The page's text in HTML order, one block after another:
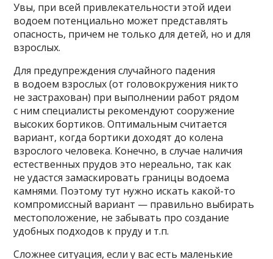
Увы, при всей привлекательности этой идеи
водоем потенциально может представлять
опасность, причем не только для детей, но и для
взрослых.
Для предупреждения случайного падения
в водоем взрослых (от головокружения никто
не застрахован) при выполнении работ рядом
с ним специалисты рекомендуют сооружение
высоких бортиков. Оптимальным считается
вариант, когда бортики доходят до колена
взрослого человека. Конечно, в случае наличия
естественных прудов это нереально, так как
не удастся замаскировать границы водоема
камнями. Поэтому тут нужно искать какой-то
компромиссный вариант — правильно выбирать
местоположение, не забывать про создание
удобных подходов к пруду и т.п.
Сложнее ситуация, если у вас есть маленькие